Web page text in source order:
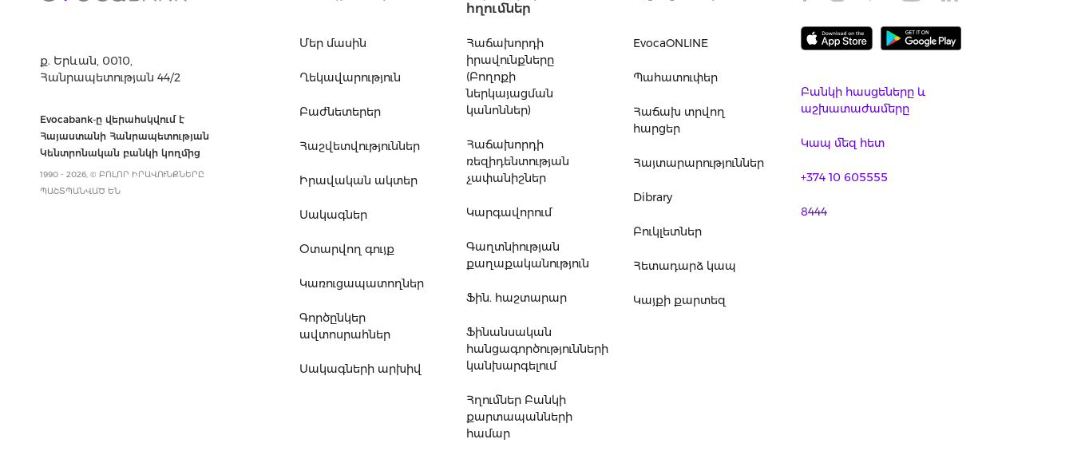
ք. Երևան, 0010,
Հանրապետության 44/2
Evocabank-ը վերահսկվում է
Հայաստանի Հանրապետության
Կենտրոնական բանկի կողմից
1990 - 2026, © ԲՈԼՈՐ ԻՐԱՎՈՒՆՔՆԵՐԸ
ՊԱՇՏՊԱՆՎԱԾ ԵՆ
Մեր մասին
Ղեկավարություն
Բաժնետերեր
Հաշվետվություններ
Իրավական ակտեր
Սակագներ
Օտարվող գույք
Կառուցապատողներ
Գործընկեր
ավտոսրահներ
Սակագների արխիվ
հղումներ
Հաճախորդի
իրավունքները
(Բողոքի
ներկայացման
կանոններ)
Հաճախորդի
ռեզիդենտության
չափանիշներ
Կարգավորում
Գաղտնիության
քաղաքականություն
Ֆին. հաշտարար
Ֆինանսական
հանցագործությունների
կանխարգելում
Հղումներ Բանկի
քարտապանների
համար
EvocaONLINE
Պահատուփեր
Հաճախ տրվող
հարցեր
Հայտարարություններ
Dibrary
Բուկլետներ
Հետադարձ կապ
Կայքի քարտեզ
Բանկի հասցեները և
աշխատաժամերը
Կապ մեզ հետ
+374 10 605555
8444